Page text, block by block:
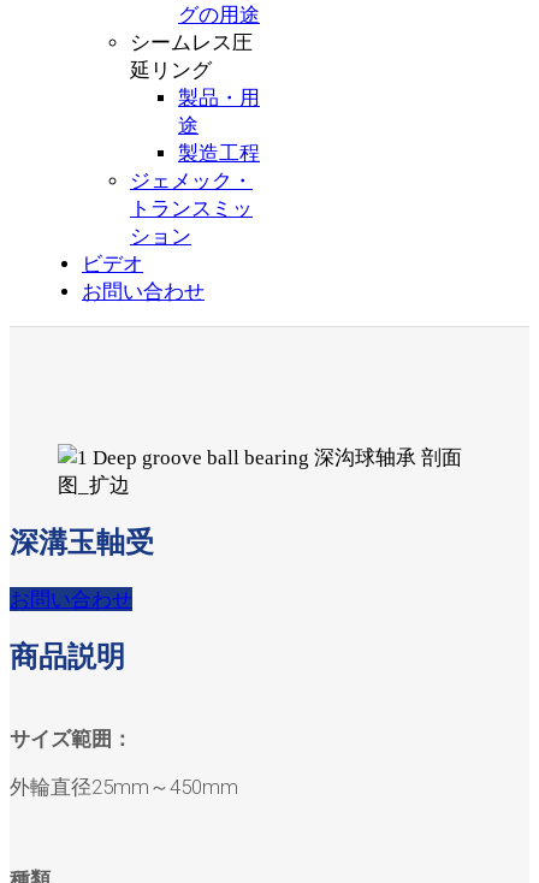
グの用途
シームレス圧
延リング
製品・用
途
製造工程
ジェメック・
トランスミッ
ション
ビデオ
お問い合わせ
深溝玉軸受
お問い合わせ
商品説明
サイズ範囲：
外輪直径25mm～450mm